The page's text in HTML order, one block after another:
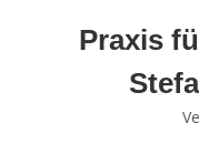
Praxis